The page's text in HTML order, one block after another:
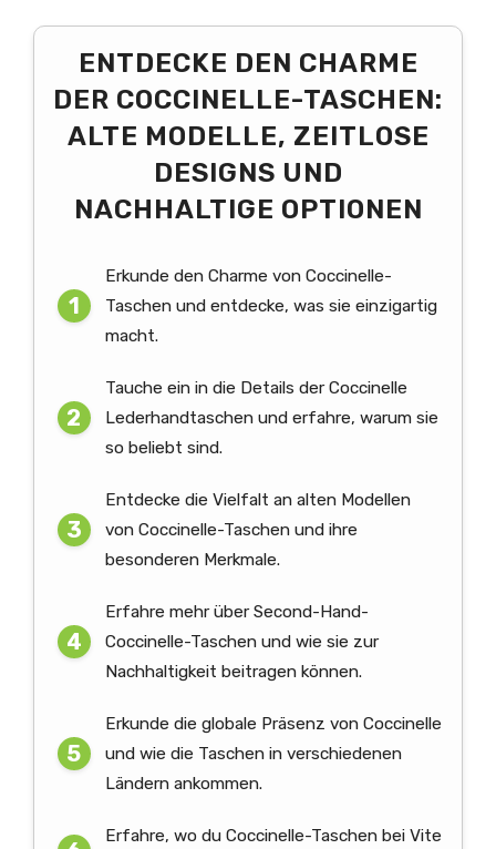
ENTDECKE DEN CHARME
DER COCCINELLE-TASCHEN:
ALTE MODELLE, ZEITLOSE
DESIGNS UND
NACHHALTIGE OPTIONEN
Erkunde den Charme von Coccinelle-
Taschen und entdecke, was sie einzigartig
macht.
Tauche ein in die Details der Coccinelle
Lederhandtaschen und erfahre, warum sie
so beliebt sind.
Entdecke die Vielfalt an alten Modellen
von Coccinelle-Taschen und ihre
besonderen Merkmale.
Erfahre mehr über Second-Hand-
Coccinelle-Taschen und wie sie zur
Nachhaltigkeit beitragen können.
Erkunde die globale Präsenz von Coccinelle
und wie die Taschen in verschiedenen
Ländern ankommen.
Erfahre, wo du Coccinelle-Taschen bei Vite